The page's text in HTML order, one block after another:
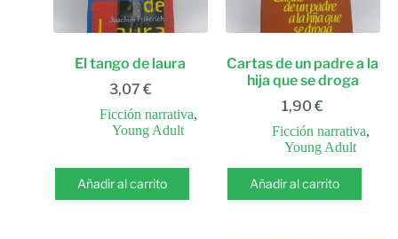
El tango de laura
3,07 €
Ficción narrativa,
Young Adult
Añadir al carrito
Cartas de un padre a la
hija que se droga
1,90€
Ficción narrativa,
Young Adult
Añadir al carrito